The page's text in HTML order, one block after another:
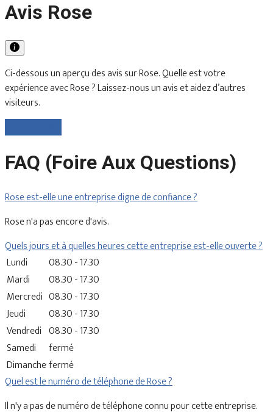
Avis Rose
Ci-dessous un aperçu des avis sur Rose. Quelle est votre
expérience avec Rose ? Laissez-nous un avis et aidez d’autres
visiteurs.
FAQ (Foire Aux Questions)
Rose est-elle une entreprise digne de confiance ?
Rose n'a pas encore d'avis.
Quels jours et à quelles heures cette entreprise est-elle ouverte ?
Lundi
08.30 - 17.30
Mardi
08.30 - 17.30
Mercredi 08.30 - 17.30
Jeudi
08.30 - 17.30
Vendredi 08.30 - 17.30
Samedi
fermé
Dimanchefermé
Quel est le numéro de téléphone de Rose ?
Il n'y a pas de numéro de téléphone connu pour cette entreprise.